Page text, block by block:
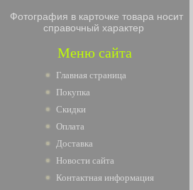
Фотография в карточке товара носит
справочный характер
Меню сайта
Главная страница
Покупка
Скидки
Оплата
Доставка
Новости сайта
Контактная информация